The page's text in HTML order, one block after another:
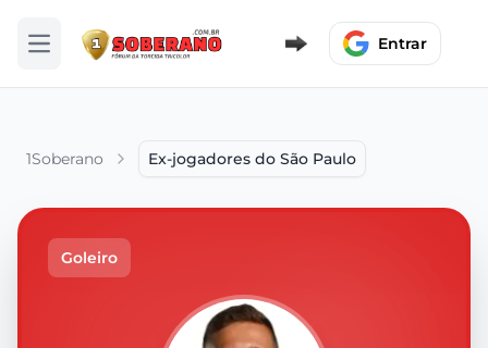
Abrir menu Entrar
1Soberano Ex-jogadores do São Paulo
Goleiro